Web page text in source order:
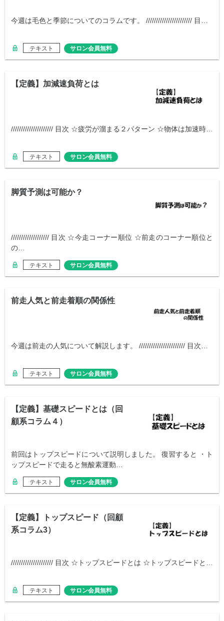
今週は毛色と季節についてのコラムです。 /////////////////////// 目…
テキスト サロン会員無料
【定義】加減速負荷とは
///////////////////// 目次 ☆疲労が溜まる２パターン ☆物体は加速時…
テキスト サロン会員無料
脚質予測は可能か？
/////////////////// 目次 ☆今走コーナー順位 ☆前走のコーナー順位と
の…
テキスト サロン会員無料
前走人気と前走着順の関係性
今週は前走の人気について解説します。 /////////////////////// 目次…
テキスト サロン会員無料
【定義】基礎スピードとは（回
顧系コラム４）
前回はトップスピードについて説明しました。 復習すると ・ト
ップスピードで走ると無酸素運動…
テキスト サロン会員無料
【定義】トップスピード（回顧
系コラム3）
///////////////////// 目次 ☆トップスピードとは ☆トップスピードと…
テキスト サロン会員無料